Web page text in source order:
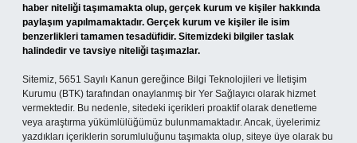
haber niteliği taşımamakta olup, gerçek kurum ve kişiler hakkında
paylaşım yapılmamaktadır. Gerçek kurum ve kişiler ile isim
benzerlikleri tamamen tesadüfidir. Sitemizdeki bilgiler taslak
halindedir ve tavsiye niteliği taşımazlar.
Sitemiz, 5651 Sayılı Kanun gereğince Bilgi Teknolojileri ve İletişim
Kurumu (BTK) tarafından onaylanmış bir Yer Sağlayıcı olarak hizmet
vermektedir. Bu nedenle, sitedeki içerikleri proaktif olarak denetleme
veya araştırma yükümlülüğümüz bulunmamaktadır. Ancak, üyelerimiz
yazdıkları içeriklerin sorumluluğunu taşımakta olup, siteye üye olarak bu